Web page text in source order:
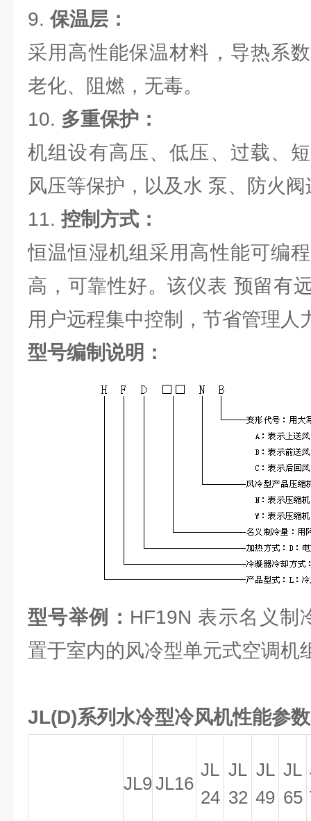
9.保温层：
采用高性能保温材料，导热系
老化、阻燃，无毒。
10. 多重保护：
机组设有高压、低压、过载、
风压等保护，以及水 泵、防火
11. 控制方式：
恒温恒湿机组采用高性能可编
高，可靠性好。该仪表 预留有
用户远程集中控制，节省管理人
型号编制说明：
型号举例： HF19N 表示名义制
置于室内的风冷型单元式空调机
JL(D)系列水冷型冷风机性能参
JL9JL16
JL
24
JL
32
JL
49
JL
65